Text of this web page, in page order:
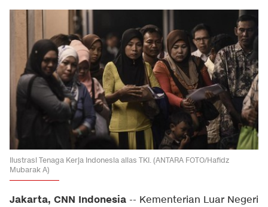
Ilustrasi Tenaga Kerja Indonesia alias TKI. (ANTARA FOTO/Hafidz
Mubarak A)
Jakarta, CNN Indonesia -- Kementerian Luar Negeri